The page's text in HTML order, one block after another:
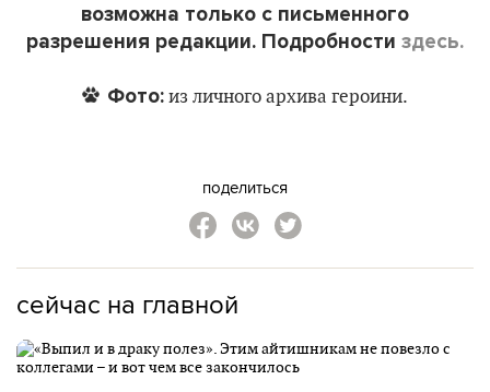
возможна только с письменного
разрешения редакции. Подробности здесь.
Фото: из личного архива героини.
поделиться
сейчас на главной